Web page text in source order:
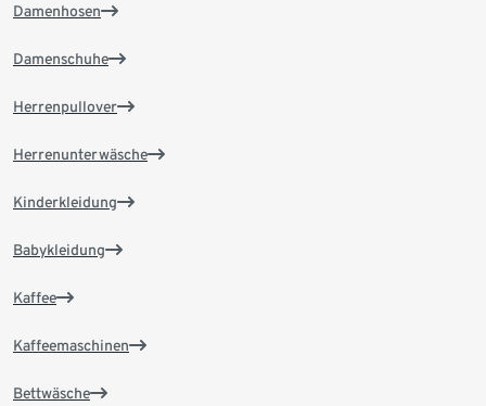
Damenhosen
Damenschuhe
Herrenpullover
Herrenunterwäsche
Kinderkleidung
Babykleidung
Kaffee
Kaffeemaschinen
Bettwäsche